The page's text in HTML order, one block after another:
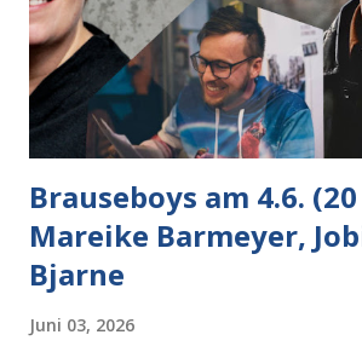
Brauseboys am 4.6.
Mareike Barmeyer,
Bjarne
Juni 03, 2026